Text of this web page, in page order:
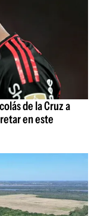
de la Cruz a
en este